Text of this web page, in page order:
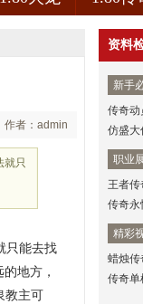
作者：admin
就只
只能去找
地方，
教主可
资料
新手
传奇动
仿盛大
职业
王者传
传奇永
精彩
蜡烛传
传奇单